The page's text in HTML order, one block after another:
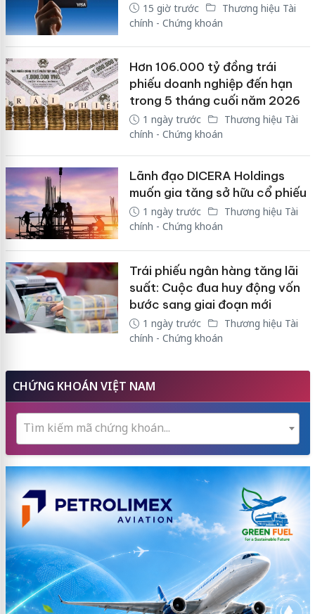
15 giờ trước
Thương hiệu Tài
chính - Chứng khoán
Hơn 106.000 tỷ đồng trái
phiếu doanh nghiệp đến hạn
trong 5 tháng cuối năm 2026
1 ngày trước
Thương hiệu Tài
chính - Chứng khoán
Lãnh đạo DICERA Holdings
muốn gia tăng sở hữu cổ phiếu
1 ngày trước
Thương hiệu Tài
chính - Chứng khoán
Trái phiếu ngân hàng tăng lãi
suất: Cuộc đua huy động vốn
bước sang giai đoạn mới
1 ngày trước
Thương hiệu Tài
chính - Chứng khoán
CHỨNG KHOÁN VIỆT NAM
Tìm kiếm mã chứng khoán...